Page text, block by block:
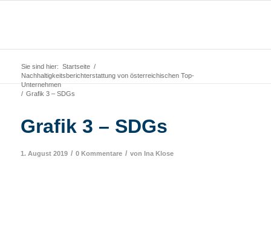
Sie sind hier: Startseite /
Nachhaltigkeitsberichterstattung von österreichischen Top-
Unternehmen
/ Grafik 3 – SDGs
Grafik 3 – SDGs
1. August 2019 / 0 Kommentare / von Ina Klose